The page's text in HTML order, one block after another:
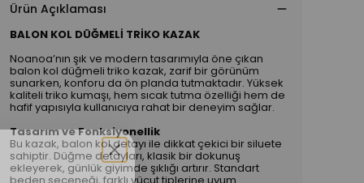
Ürün Açıklaması
BALON KOL DÜĞMELİ TRİKO KAZAK
Noanoa’nın şık ve modern tasarımıyla öne çıkan
balon kol düğmeli triko kazak, zarif bir görünüm
sunarken, konforu da ön planda tutmaktadır. Yüksek
kaliteli triko kumaşı, hem sıcak tutma özelliği hem de
hafif yapısıyla kullanıcıya rahat bir deneyim sağlar.
Tasarım ve Fonksiyonellik
Bu kazak, balon kol detayı ile dikkat çekici bir siluete
sahiptir. Düğme detayları, klasik bir dokunuş
ekleyerek, günlük giyimde şıklığı artırır. Standart